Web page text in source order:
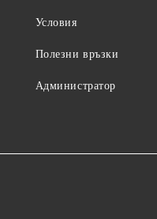
Условия
Полезни връзки
Администратор